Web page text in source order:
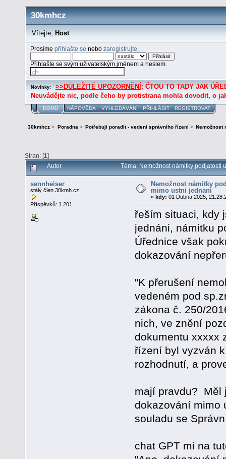
30kmhcz
Vítejte, Host
Prosímepřihlašte se nebozaregistrujte
Přihlašte se svým uživatelským jménem a heslem.
Novinky: >>DŮLEŽITÉ UPOZORNĚNÍ : ČTOU TO TADY JAK
Neuvádějte nic, podle čeho by protistrana mohla dovodit, o
DOMŮ NÁPOVĚDA VYHLEDÁVÁNÍ PŘIHLÁSIT REGISTROVAT
30kmhcz > Poradna> Potřebuji poradit - vedení správního řízení >
Stran: [1]
Autor Téma: Nemožnost námitky podjatosti
sennheiser
stálý člen 30kmh.cz
Příspěvků: 1 201
Nemožnost námitky
mimo ustni jednani
« kdy: 01 Dubna 2025,
řeším situaci, kdy
jednáni, námitku
Úřednice však
dokazování
"K přerušení
vedeném pod
zákona č. 250/
nich, ve znění
dokumentu xxxxx
řízení byl vyzván
rozhodnutí, a
mají pravdu? Měl
dokazování mimo
souladu se
chat GPT mi na